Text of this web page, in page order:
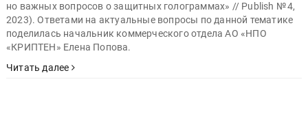
но важных вопросов о защитных голограммах» // Publish № 4,
2023). Ответами на актуальные вопросы по данной тематике
поделилась начальник коммерческого отдела АО «НПО
«КРИПТЕН» Елена Попова.
Читать далее